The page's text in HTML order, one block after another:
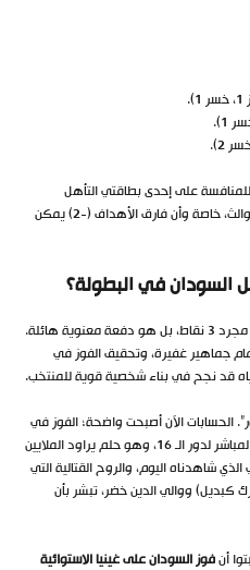
على إحدى بطاقتي التأهل
المباشر، أو على الأقل المنافسة كأفضل ثوالث، خاصة وأن فارق الأهداف (-2) يمكن
السودان في البطولة؟
ليس مجرد 3 نقاط، بل هو دفعة معنوية هائلة.
جماهير غفيرة، وتحقيق الفوز في
قد نجح في بناء شخصية قوية للمنتخب.
الحسابات الآن أصبحت واضحة؛ الفوز في
الجولة الأخيرة قد يضمن للسودان التأهل المباشر لدور الـ 16، وهو حلم يراود الملايين
شاهدناه اليوم، والروح القتالية التي
كبديل) ووالي الدين خضر، تبشر بأن
أنفوز السودان على غينيا الاستوائية